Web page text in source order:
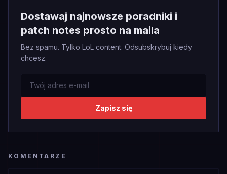
Dostawaj najnowsze poradniki i
patch notes prosto na maila
Bez spamu. Tylko LoL content. Odsubskrybuj kiedy
chcesz.
Zapisz się
KOMENTARZE